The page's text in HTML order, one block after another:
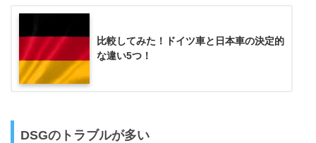
比較してみた！ドイツ車と日本車の決定的
な違い5つ！
DSGのトラブルが多い